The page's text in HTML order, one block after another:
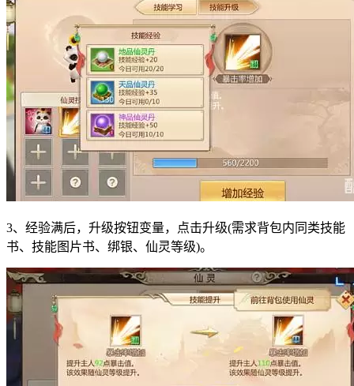
3、经验满后，升级按钮变量，点击升级(需求背包内同类技能
书、技能图片书、绑银、仙灵等级)。